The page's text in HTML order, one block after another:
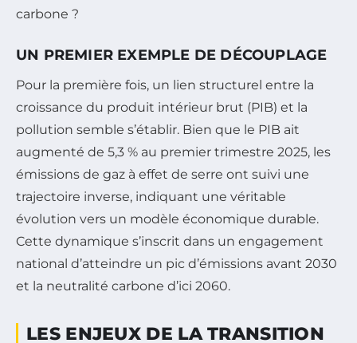
carbone ?
UN PREMIER EXEMPLE DE DÉCOUPLAGE
Pour la première fois, un lien structurel entre la
croissance du produit intérieur brut (PIB) et la
pollution semble s’établir. Bien que le PIB ait
augmenté de 5,3 % au premier trimestre 2025, les
émissions de gaz à effet de serre ont suivi une
trajectoire inverse, indiquant une véritable
évolution vers un modèle économique durable.
Cette dynamique s’inscrit dans un engagement
national d’atteindre un pic d’émissions avant 2030
et la neutralité carbone d’ici 2060.
LES ENJEUX DE LA TRANSITION